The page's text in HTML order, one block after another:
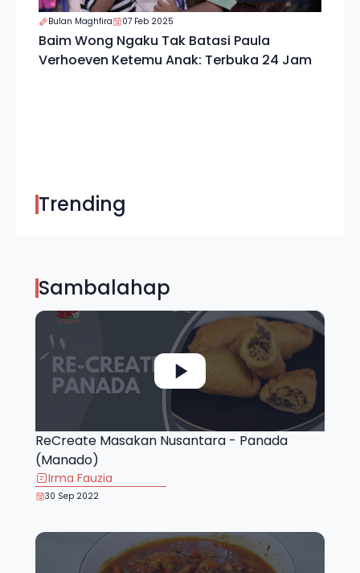
Bulan Maghfira 07 Feb 2025
Baim Wong Ngaku Tak Batasi Paula
Verhoeven Ketemu Anak: Terbuka 24 Jam
Trending
Sambalahap
ReCreate Masakan Nusantara - Panada
(Manado)
Irma Fauzia
30 Sep 2022